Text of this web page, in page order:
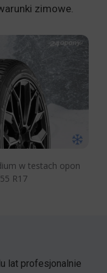
zimowe.
w testach opon
R17
lat profesjonalnie